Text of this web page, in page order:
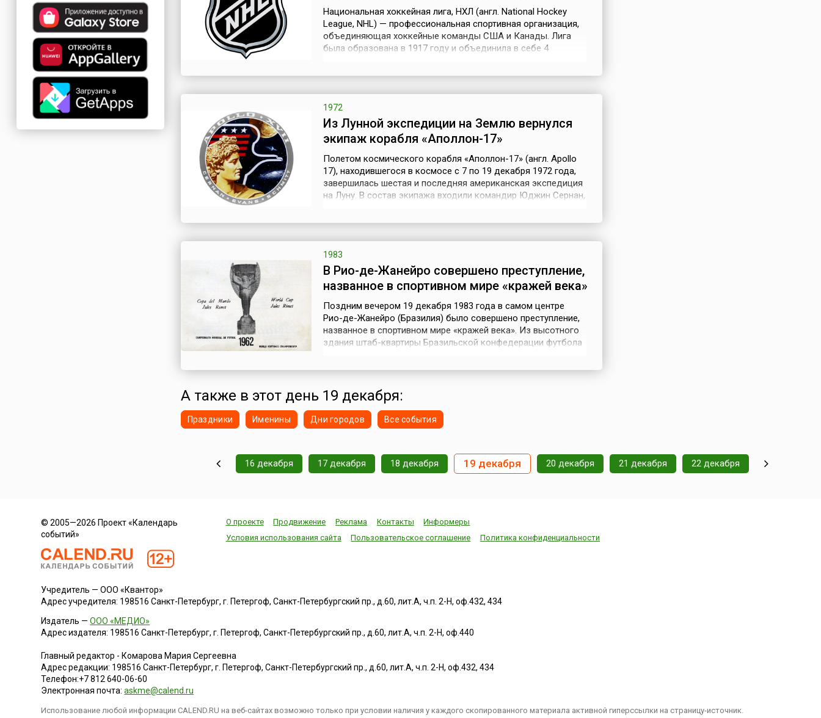
Национальная хоккейная лига, НХЛ (англ. National Hockey
League, NHL) — профессиональная спортивная организация,
объединяющая хоккейные команды США и Канады. Лига
была образована в 1917 году и объединила в себе 4
1917 года в Монреа...
1972
Из Лунной экспедиции на Землю вернулся
экипаж корабля «Аполлон-17»
Полетом космического корабля «Аполлон-17» (англ. Apollo
17), находившегося в космосе с 7 по 19 декабря 1972 года,
завершилась шестая и последняя американская экспедиция
на Луну. В состав экипажа входили командир Юджин Сернан,
1983
В Рио-де-Жанейро совершено преступление,
названное в спортивном мире «кражей века»
Поздним вечером 19 декабря 1983 года в самом центре
Рио-де-Жанейро (Бразилия) было совершено преступление,
названное в спортивном мире «кражей века». Из высотного
здания штаб-квартиры Бразильской конфедерации футбола
присуждаемый раз в 4 года команде–побед...
А также в этот день 19 декабря:
Праздники Именины Дни городов Все события
16 декабря 17 декабря 18 декабря 19 декабря 20 декабря 21 декабря 22 декабря
© 2005—2026 Проект «Календарь
событий»
О проекте Продвижение Реклама Контакты
Информеры
Условия использования сайта
Пользовательское соглашение Политика конфиденциальности
Учредитель — ООО «Квантор»
Адрес учредителя: 198516 Санкт-Петербург, г. Петергоф, Санкт-Петербургский пр., д.60, лит.А, ч.п. 2-Н, оф.432, 434
Издатель —ООО «МЕДИО»
Адрес издателя: 198516 Санкт-Петербург, г. Петергоф, Санкт-Петербургский пр., д.60, лит.А, ч.п. 2-Н, оф.440
Главный редактор - Комарова Мария Сергеевна
Адрес редакции: 198516 Санкт-Петербург, г. Петергоф,Санкт-Петербургский пр., д.60, лит.А, ч.п. 2-Н, оф.432, 434
Телефон:+7 812 640-06-60
Электронная почта:askme@calend.ru
Использование любой информации CALEND.RU на веб-сайтах возможно только при условии наличия у каждого скопированного материала активной гиперссылки на страницу-источник.